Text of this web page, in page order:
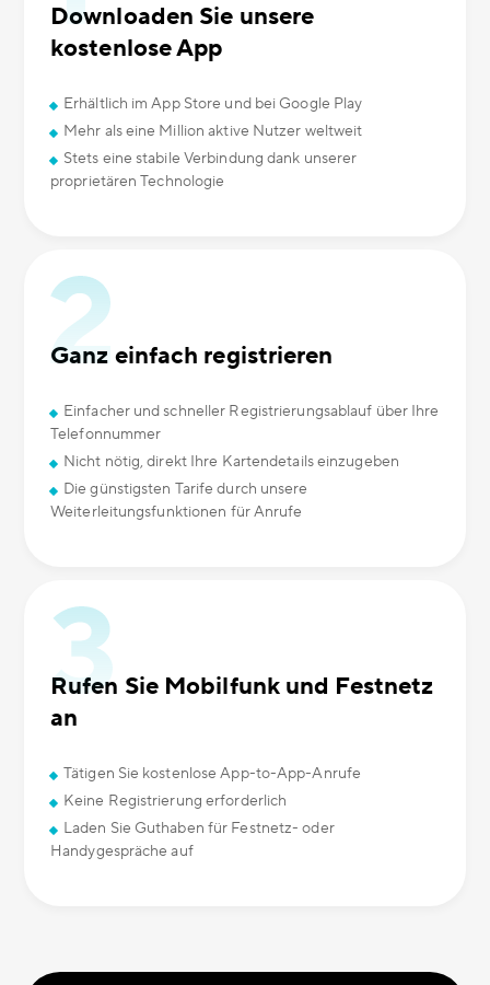
Downloaden Sie unsere
kostenlose App
Erhältlich im App Store und bei Google Play
Mehr als eine Million aktive Nutzer weltweit
Stets eine stabile Verbindung dank unserer
proprietären Technologie
Ganz einfach registrieren
Einfacher und schneller Registrierungsablauf über Ihre
Telefonnummer
Nicht nötig, direkt Ihre Kartendetails einzugeben
Die günstigsten Tarife durch unsere
Weiterleitungsfunktionen für Anrufe
Rufen Sie Mobilfunk und Festnetz
an
Tätigen Sie kostenlose App-to-App-Anrufe
Keine Registrierung erforderlich
Laden Sie Guthaben für Festnetz- oder
Handygespräche auf